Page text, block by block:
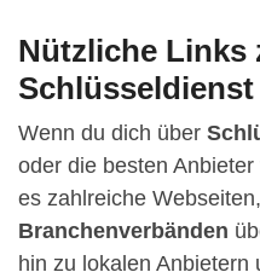
Nützliche Links
Wenn du dich über
oder die besten
es zahlreiche
Branchenverbänden
hin zu lokalen